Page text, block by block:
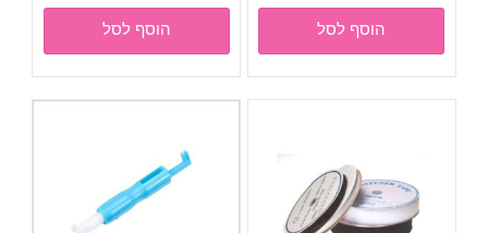
הוסף לסל הוסף לסל